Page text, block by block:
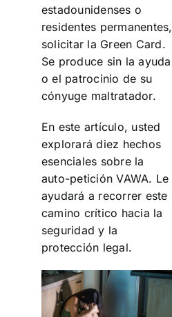
estadounidenses o
residentes permanentes,
solicitar la Green Card.
Se produce sin la ayuda
o el patrocinio de su
cónyuge maltratador.
En este artículo, usted
explorará diez hechos
esenciales sobre la
auto-petición VAWA. Le
ayudará a recorrer este
camino crítico hacia la
seguridad y la
protección legal.